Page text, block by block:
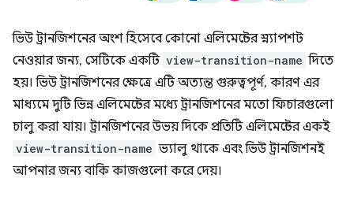
ভিউ ট্রানজিশনের অংশ হিসেবে কোনো এলিমেন্টের স্ন্যাপশট
নেওয়ার জন্য, সেটিকে একটি view-transition-name দিতে
হয়। ভিউ ট্রানজিশনের ক্ষেত্রে এটি অত্যন্ত গুরুত্বপূর্ণ, কারণ এর
মাধ্যমে দুটি ভিন্ন এলিমেন্টের মধ্যে ট্রানজিশনের মতো ফিচারগুলো
চালু করা যায়। ট্রানজিশনের উভয় দিকে প্রতিটি এলিমেন্টের একই
view-transition-name ভ্যালু থাকে এবং ভিউ ট্রানজিশনই
আপনার জন্য বাকি কাজগুলো করে দেয়।